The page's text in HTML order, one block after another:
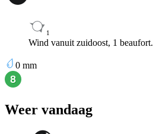
1
Wind vanuit zuidoost, 1 beaufort.
0 mm
Weer vandaag